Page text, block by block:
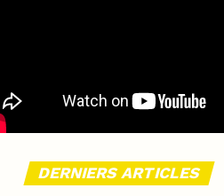
DERNIERS ARTICLES